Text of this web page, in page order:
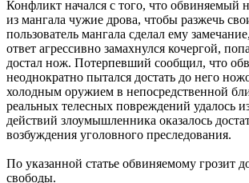
Конфликт начался с того, что обвиняемый
из мангала чужие дрова, чтобы разжечь
пользователь мангала сделал ему
ответ агрессивно замахнулся кочергой,
достал нож. Потерпевший сообщил, что
неоднократно пытался достать до него
холодным оружием в непосредственной
реальных телесных повреждений удалось
действий злоумышленника оказалось
возбуждения уголовного преследования.
По указанной статье обвиняемому грозит
свободы.